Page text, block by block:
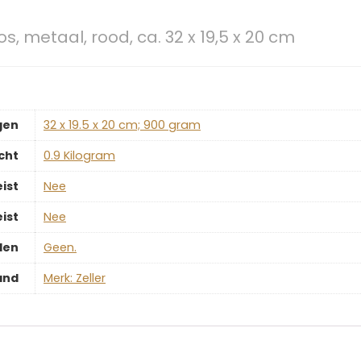
metaal, rood, ca. 32 x 19,5 x 20 cm
‎32 x 19.5 x 20 cm; 900 gram
‎0.9 Kilogram
‎Nee
‎Nee
‎Geen.
Merk: Zeller